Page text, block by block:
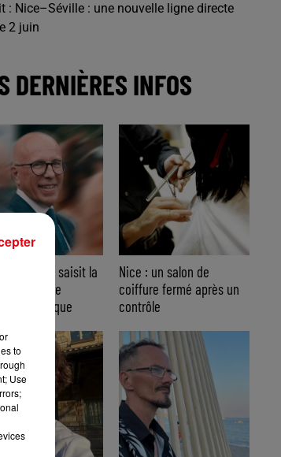
: Nice–Séville : une nouvelle ligne directe
2 juin
DERNIÈRES INFOS
: Éric Ciotti saisit la
après une
polémique
Nice : un salon de
coiffure fermé après un
contrôle
to
Use